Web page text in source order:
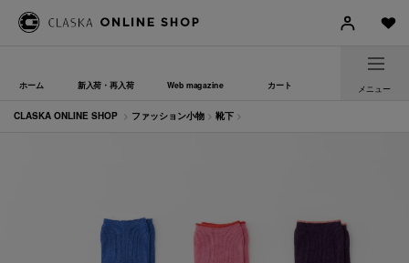
ホーム 新入荷・再入荷 Web magazine カート メニュー
CLASKA ONLINE SHOP > ファッション小物 > 靴下 >